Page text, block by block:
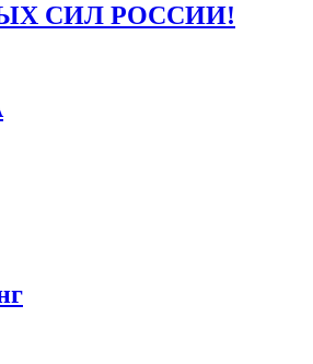
СИЛ РОССИИ!